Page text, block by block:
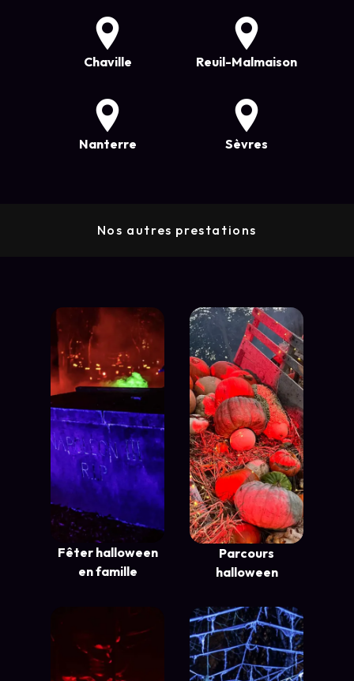
Chaville Reuil-Malmaison
Nanterre Sèvres
Nos autres prestations
Fêter halloween
en famille
Parcours
halloween